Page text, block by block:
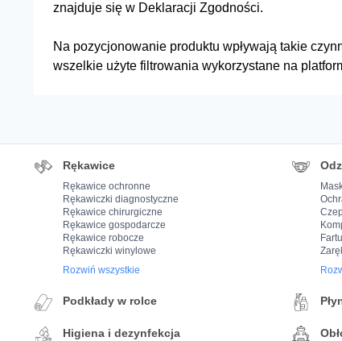
znajduje się w Deklaracji Zgodności.
Na pozycjonowanie produktu wpływają takie
wszelkie użyte filtrowania wykorzystane na
Rękawice
Rękawice ochronne
Rękawiczki diagnostyczne
Rękawice chirurgiczne
Rękawice gospodarcze
Rękawice robocze
Rękawiczki winylowe
Rozwiń wszystkie
Podkłady w rolce
Higiena i dezynfekcja